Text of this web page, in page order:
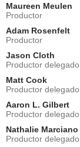
Maureen Meulen
Productor
Adam Rosenfelt
Productor
Jason Cloth
Productor delegado
Matt Cook
Productor delegado
Aaron L. Gilbert
Productor delegado
Nathalie Marciano
Productor delegado